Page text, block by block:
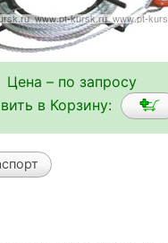
Цена – по запросу
в Корзину: